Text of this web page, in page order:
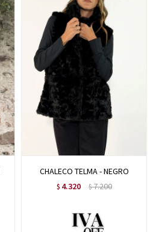
CHALECO TELMA - NEGRO
$ 4.320 $7.200